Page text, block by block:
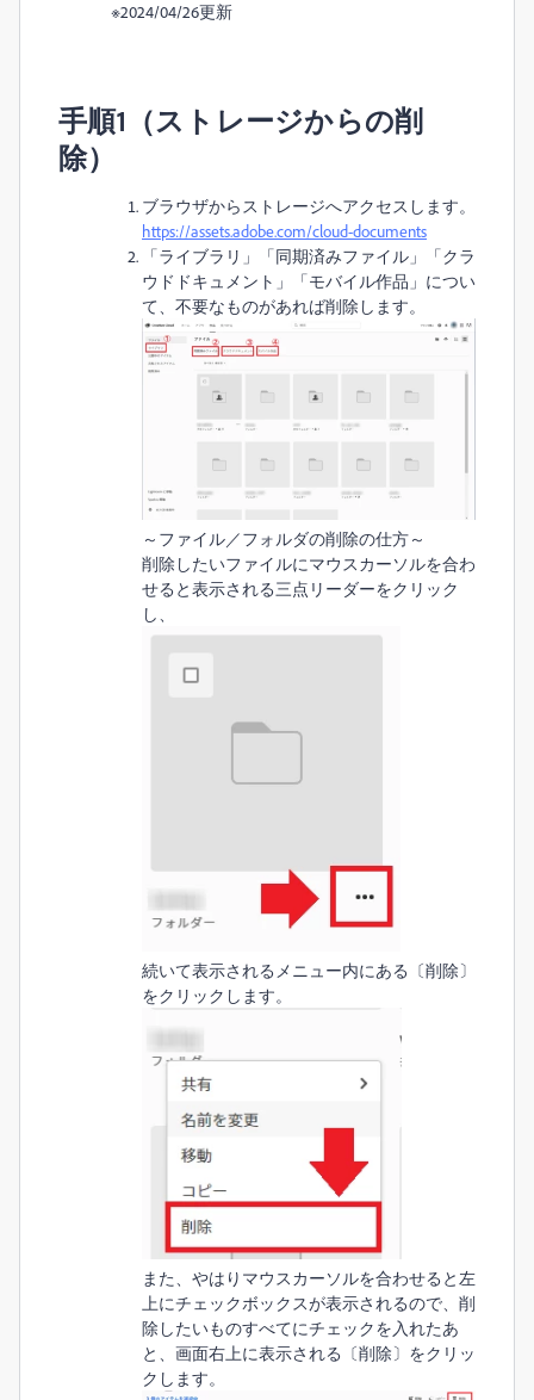
※2024/04/26更新
手順1（ストレージからの削
除）
ブラウザからストレージへアクセスします。
https://assets.adobe.com/cloud-documents
「ライブラリ」「同期済みファイル」「クラ
ウドドキュメント」「モバイル作品」につい
て、不要なものがあれば削除します。
～ファイル／フォルダの削除の仕方～
削除したいファイルにマウスカーソルを合わ
せると表示される三点リーダーをクリック
し、
続いて表示されるメニュー内にある〔削除〕
をクリックします。
また、やはりマウスカーソルを合わせると左
上にチェックボックスが表示されるので、削
除したいものすべてにチェックを入れたあ
と、画面右上に表示される〔削除〕をクリッ
クします。